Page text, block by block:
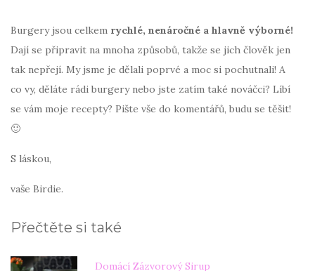
Burgery jsou celkem rychlé, nenáročné a hlavně výborné!
Dají se připravit na mnoha způsobů, takže se jich člověk jen
tak nepřejí. My jsme je dělali poprvé a moc si pochutnali! A
co vy, děláte rádi burgery nebo jste zatím také nováčci? Líbí
se vám moje recepty? Pište vše do komentářů, budu se těšit!
🙂
S láskou,
vaše Birdie.
Přečtěte si také
Domácí Zázvorový Sirup